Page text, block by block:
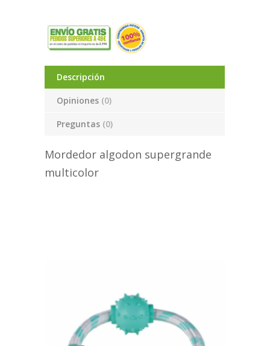
Descripción
Opiniones (0)
Preguntas (0)
Mordedor algodon supergrande
multicolor